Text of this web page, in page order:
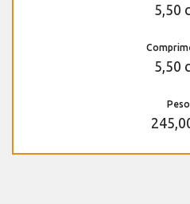
5,50
5,50
Peso